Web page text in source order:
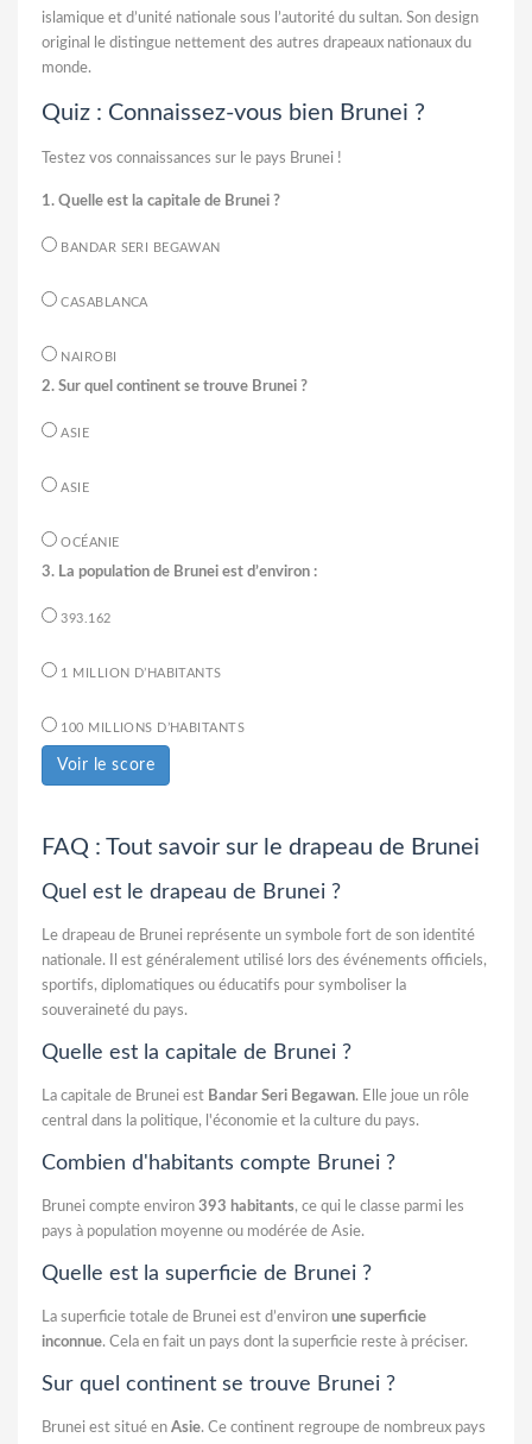
islamique et d’unité nationale sous l’autorité du sultan. Son design
original le distingue nettement des autres drapeaux nationaux du
monde.
Quiz : Connaissez-vous bien Brunei ?
Testez vos connaissances sur le pays Brunei !
1. Quelle est la capitale de Brunei ?
BANDAR SERI BEGAWAN
CASABLANCA
NAIROBI
2. Sur quel continent se trouve Brunei ?
ASIE
ASIE
OCÉANIE
3. La population de Brunei est d’environ :
393.162
1 MILLION D’HABITANTS
100 MILLIONS D’HABITANTS
Voir le score
FAQ : Tout savoir sur le drapeau de Brunei
Quel est le drapeau de Brunei ?
Le drapeau de Brunei représente un symbole fort de son identité
nationale. Il est généralement utilisé lors des événements officiels,
sportifs, diplomatiques ou éducatifs pour symboliser la
souveraineté du pays.
Quelle est la capitale de Brunei ?
La capitale de Brunei est Bandar Seri Begawan. Elle joue un rôle
central dans la politique, l'économie et la culture du pays.
Combien d'habitants compte Brunei ?
Brunei compte environ 393 habitants, ce qui le classe parmi les
pays à population moyenne ou modérée de Asie.
Quelle est la superficie de Brunei ?
La superficie totale de Brunei est d’environ une superficie
inconnue. Cela en fait un pays dont la superficie reste à préciser.
Sur quel continent se trouve Brunei ?
Brunei est situé en Asie. Ce continent regroupe de nombreux pays